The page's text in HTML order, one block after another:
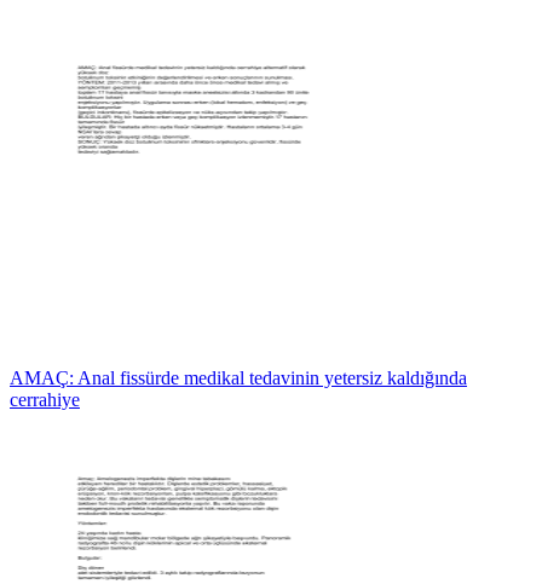
AMAÇ: Anal fissürde medikal tedavinin yetersiz kaldığında
cerrahiye